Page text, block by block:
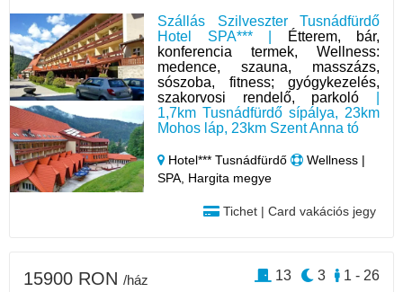
Szállás Szilveszter Tusnádfürdő
Hotel SPA*** |
Étterem, bár,
konferencia termek, Wellness:
medence, szauna, masszázs,
sószoba, fitness; gyógykezelés,
szakorvosi rendelő, parkoló
1,7km Tusnádfürdő sípálya, 23km
Mohos láp, 23km Szent Anna tó
Hotel*** Tusnádfürdő
Wellness |
SPA, Hargita megye
Tichet | Card vakációs jegy
15900 RON /ház 1 - 26
3
13